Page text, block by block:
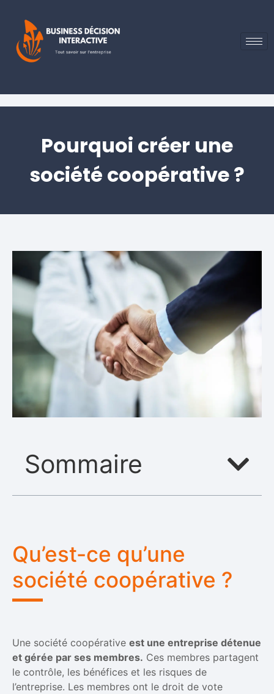
Pourquoi créer une
société coopérative ?
Sommaire
Qu’est-ce qu’une
société coopérative ?
Une société coopérative est une entreprise détenue
et gérée par ses membres. Ces membres partagent
le contrôle, les bénéfices et les risques de
l’entreprise. Les membres ont le droit de vote